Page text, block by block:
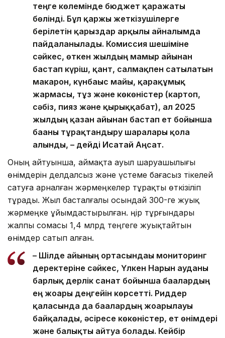
теңге көлемінде бюджет қаражаты
бөлінді. Бұл қаржы жеткізушілерге
берілетін қарыздар арқылы айналымда
пайдаланылады. Комиссия шешіміне
сәйкес, өткен жылдың мамыр айынан
бастап күріш, қант, салмақпен сатылатын
макарон, күнбағыс майы, қарақұмық
жармасы, тұз және көкөністер (картоп,
сәбіз, пияз және қырыққабат), ал 2025
жылдың қазан айынан бастап ет бойынша
бағаны тұрақтандыру шаралары қолға
алынды, – дейді Исатай Аңсат.
Оның айтуынша, аймақта ауыл шаруашылығы
өнімдерін делдалсыз және үстеме бағасыз тікелей
сатуға арналған жәрмеңкелер тұрақты өткізіліп
тұрады. Жыл басталғалы осындай 300-ге жуық
жәрмеңке ұйымдастырылған. Өңір тұрғындары
жалпы сомасы 1,4 млрд теңгеге жуықтайтын
өнімдер сатып алған.
– Шілде айының ортасындағы мониторинг
деректеріне сәйкес, Үлкен Нарын ауданы
барлық дерлік санат бойынша бағалардың
ең жоғары деңгейін көрсетті. Риддер
қаласында да бағалардың жоғарылауы
байқалады, әсіресе көкөністер, ет өнімдері
және балықты айтуға болады. Кейбір